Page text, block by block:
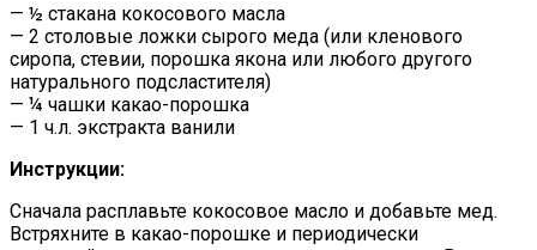
— ½ стакана кокосового масла
— 2 столовые ложки сырого меда (или кленового
сиропа, стевии, порошка якона или любого другого
натурального подсластителя)
— ¼ чашки какао-порошка
— 1 ч.л. экстракта ванили
Инструкции:
Сначала расплавьте кокосовое масло и добавьте мед.
Встряхните в какао-порошке и периодически